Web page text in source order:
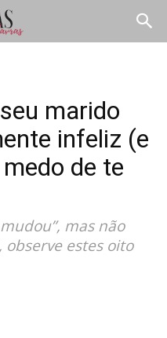
marido
infeliz (e
de te
mas não
estes oito